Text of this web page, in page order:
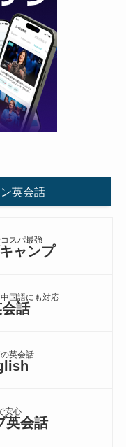
英会話
スパ最強
ャンプ
国語にも対応
話
英会話
安心
英会話